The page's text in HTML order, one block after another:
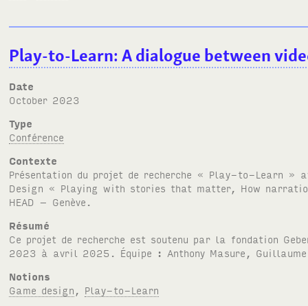
Play-to-Learn: A dialogue between
Date
October 2023
Type
Conférence
Contexte
Présentation du projet de recherche « Play-to-Learn »
Design « Playing with stories that matter, How
HEAD – Genève.
Résumé
Ce projet de recherche est soutenu par la fondation
2023 à avril 2025. Équipe : Anthony Masure,
Notions
Game design , Play-to-Learn